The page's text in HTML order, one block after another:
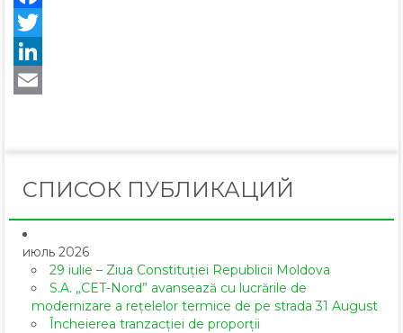
СПИСОК ПУБЛИКАЦИЙ
июль 2026
29 iulie – Ziua Constituției Republicii Moldova
S.A. „CET-Nord” avansează cu lucrările de
modernizare a rețelelor termice de pe strada 31 August
Încheierea tranzacției de proporții